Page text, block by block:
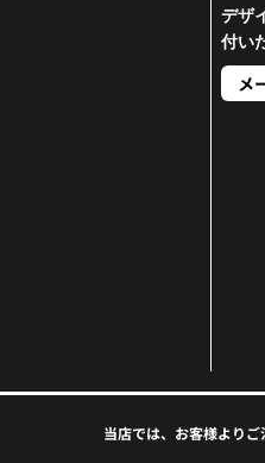
デザ
付い
メ
当店では、お客様より